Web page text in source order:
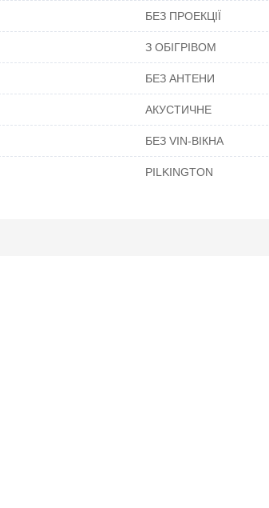
БЕЗ ПРОЕКЦІЇ
З ОБІГРІВОМ
БЕЗ АНТЕНИ
АКУСТИЧНЕ
БЕЗ VIN-ВІКНА
PILKINGTON